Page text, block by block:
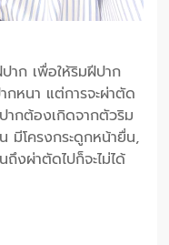
าก เพื่อให้ริมฝีปาก
หนา แต่การจะผ่าตัด
ากต้องเกิดจากตัวริม
มีโครงกระดูกหน้ายื่น,
งผ่าตัดไปก็จะไม่ได้